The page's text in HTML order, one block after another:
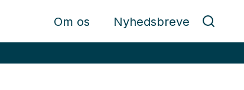
Om os Nyhedsbreve